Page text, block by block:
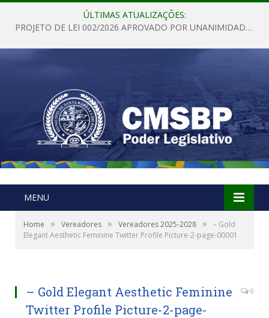
ÚLTIMAS ATUALIZAÇÕES:
PROJETO DE LEI 002/2026 APROVADO POR UNANIMIDADE EM SESSÃO ORDINÁRIA NESTA QUINTA – FEIRA 28 DE MAIO DE 2026
MENU
Home » Vereadores » Vereadores 2025-2028 »
– Gold
Elegant Aesthetic Feminine Twitter Profile Picture-2-page-00001
– Gold Elegant Aesthetic Feminine
Twitter Profile Picture-2-page-
0